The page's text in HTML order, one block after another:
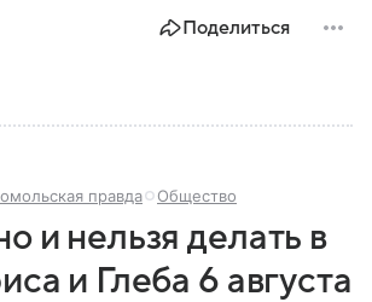
Поделиться
правда Общество
и нельзя делать в
и Глеба 6 августа